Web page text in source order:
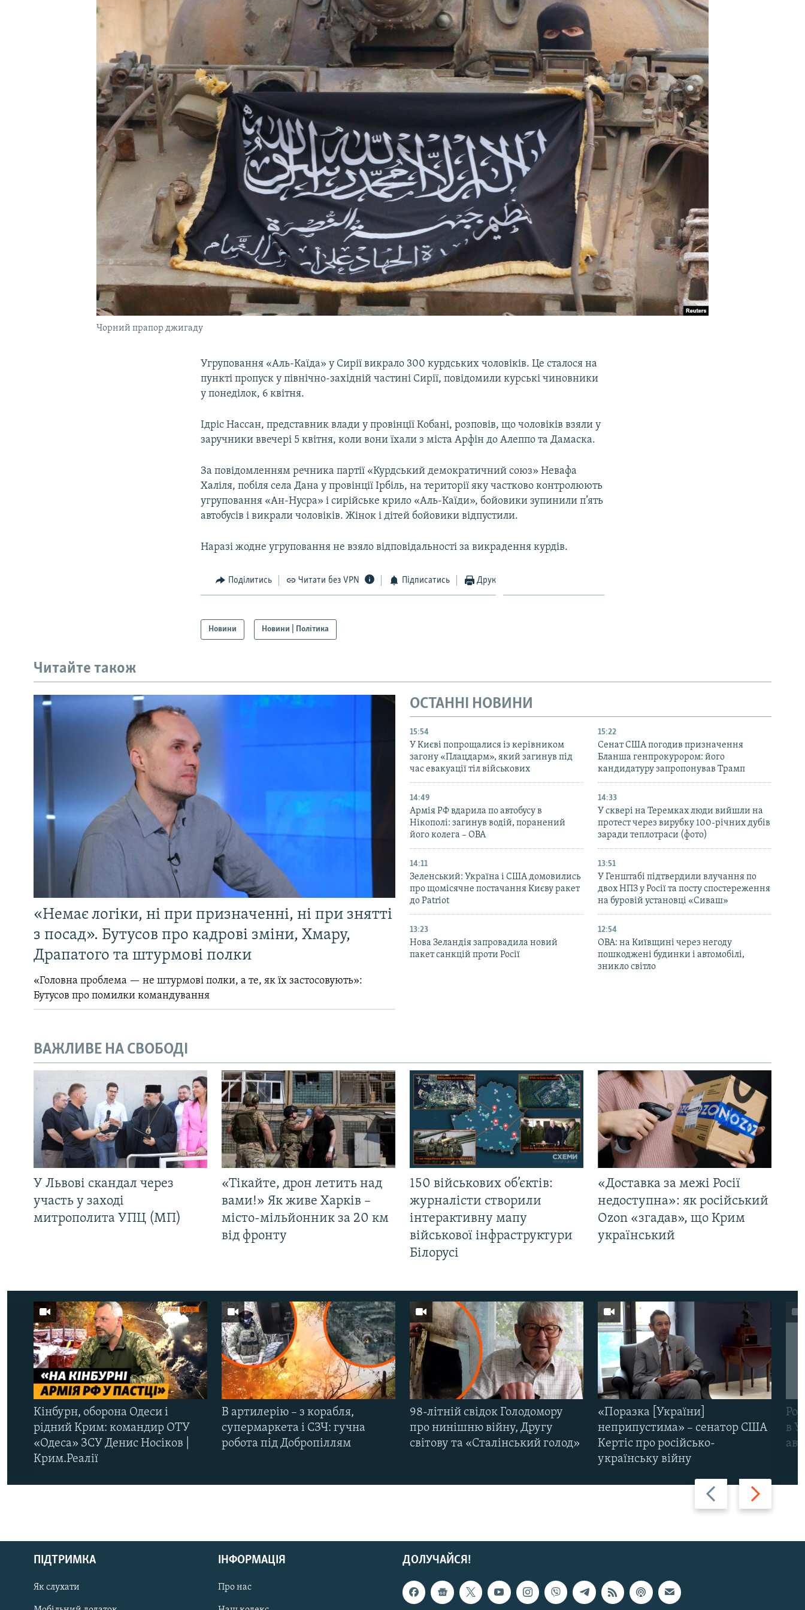
РУС
Чорний прапор джигаду
Угруповання «Аль-Каїда» у Сирії викрало 300 курдських чоловіків. Це сталося на
пункті пропуск у північно-західній частині Сирії, повідомили курські чиновники
у понеділок, 6 квітня.
Ідріс Нассан, представник влади у провінції Кобані, розповів, що чоловіків взяли у
заручники ввечері 5 квітня, коли вони їхали з міста Арфін до Алеппо та Дамаска.
За повідомленням речника партії «Курдський демократичний союз» Невафа
Халіля, побіля села Дана у провінції Ірбіль, на території яку частково контролюють
угруповання «Ан-Нусра» і сирійське крило «Аль-Каїди», бойовики зупинили п’ять
автобусів і викрали чоловіків. Жінок і дітей бойовики відпустили.
Наразі жодне угруповання не взяло відповідальності за викрадення курдів.
Поділитись Читати без VPN Підписатись Друк
Новини Новини | Політика
Читайте також
«Немає логіки, ні при призначенні, ні при знятті
з посад». Бутусов про кадрові зміни, Хмару,
Драпатого та штурмові полки
«Головна проблема — не штурмові полки, а те, як їх застосовують»:
Бутусов про помилки командування
ОСТАННІ НОВИНИ
15:54
У Києві попрощалися із керівником
загону «Плацдарм», який загинув під
час евакуації тіл військових
15:22
Сенат США погодив призначення
Бланша генпрокурором: його
кандидатуру запропонував Трамп
14:49
Армія РФ вдарила по автобусу в
Нікополі: загинув водій, поранений
його колега – ОВА
14:33
У сквері на Теремках люди вийшли на
протест через вирубку 100-річних дубів
заради теплотраси (фото)
14:11
Зеленський: Україна і США домовились
про щомісячне постачання Києву ракет
до Patriot
13:51
У Генштабі підтвердили влучання по
двох НПЗ у Росії та посту спостереження
на буровій установці «Сиваш»
13:23
Нова Зеландія запровадила новий
пакет санкцій проти Росії
12:54
ОВА: на Київщині через негоду
пошкоджені будинки і автомобілі,
зникло світло
ВАЖЛИВЕ НА СВОБОДІ
У Львові скандал через
участь у заході
митрополита УПЦ (МП)
«Тікайте, дрон летить над
вами!» Як живе Харків –
місто-мільйонник за 20 км
від фронту
150 військових об’єктів:
журналісти створили
інтерактивну мапу
військової інфраструктури
Білорусі
«Доставка за межі Росії
недоступна»: як російський
Ozon «згадав», що Крим
український
Назад Вперед
Кінбурн, оборона Одеси і
рідний Крим: командир ОТУ
«Одеса» ЗСУ Денис Носіков |
Крим.Реалії
В артилерію – з корабля,
супермаркета і СЗЧ: гучна
робота під Добропіллям
98-літній свідок Голодомору
про нинішню війну, Другу
світову та «Сталінський голод»
«Поразка [України]
неприпустима» – сенатор США
Кертіс про російсько-
українську війну
в
ДОЛУЧАЙСЯ!
ПІДТРИМКА
Як слухати
ІНФОРМАЦІЯ
Про нас